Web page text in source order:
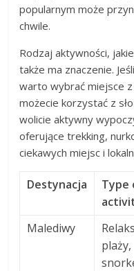
popularnym może
chwile.
Rodzaj aktywności,
także ma znaczenie.
warto wybrać miejsce
możecie korzystać z
wolicie aktywny
oferujące trekking,
ciekawych miejsc i
Destynacja
Type
Malediwy
plaży,